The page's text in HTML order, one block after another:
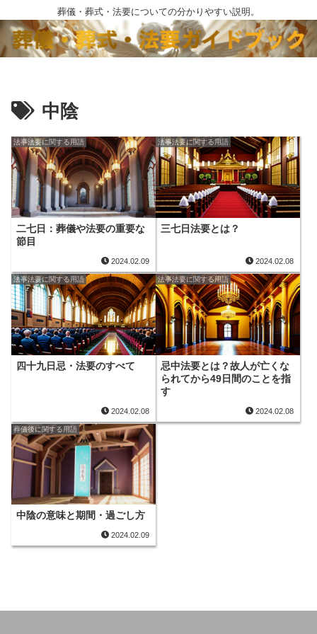
葬儀・葬式・法要についての分かりやすい説明。
中陰
法事法要に関する用語
二七日：葬儀や法要の重要な
節目
2024.02.09
法事法要に関する用語
三七日法要とは？
2024.02.08
法事法要に関する用語
四十九日忌・法要のすべて
2024.02.08
法事法要に関する用語
忌中法要とは？故人が亡くな
られてから49日間のことを指
す
2024.02.08
葬儀後に関する用語
中陰の意味と期間・過ごし方
2024.02.09